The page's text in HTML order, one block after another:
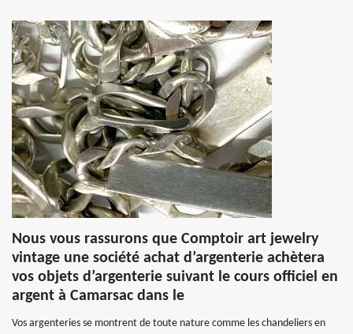
Nous vous rassurons que Comptoir art jewelry
vintage une société achat d’argenterie achètera
vos objets d’argenterie suivant le cours officiel en
argent à Camarsac dans le
Vos argenteries se montrent de toute nature comme les chandeliers en